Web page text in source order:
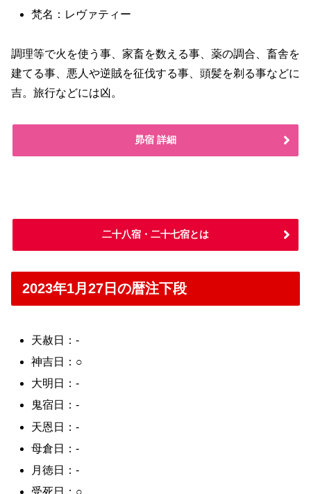
梵名：レヴァティー
調理等で火を使う事、家畜を数える事、薬の調合、畜舎を
建てる事、悪人や逆賊を征伐する事、頭髪を剃る事などに
吉。旅行などには凶。
昴宿 詳細
二十八宿・二十七宿とは
2023年1月27日の暦注下段
天赦日：-
神吉日：○
大明日：-
鬼宿日：-
天恩日：-
母倉日：-
月徳日：-